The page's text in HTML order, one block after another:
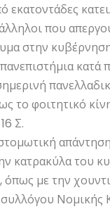
εκατοντάδες
που
στην
το φοιτητικό
Σ.
κατρακύλα του
όπως με την
Νομικής